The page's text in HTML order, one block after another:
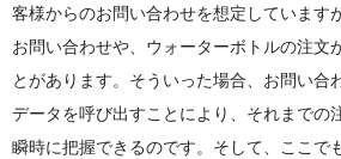
客様からのお問い合わせを想定しています
お問い合わせや、ウォーターボトルの注文
とがあります。そういった場合、お問い合
データを呼び出すことにより、それまでの
瞬時に把握できるのです。そして、ここで